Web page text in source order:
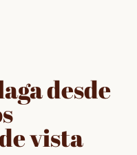
desde
vista